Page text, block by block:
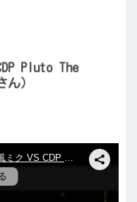
Pluto The
ん）